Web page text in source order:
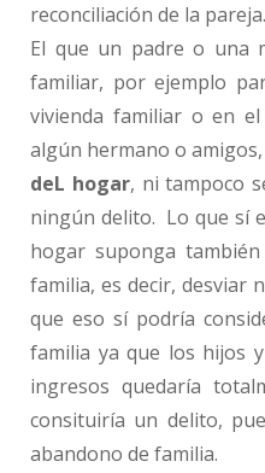
reconciliación de la pareja.
El que un padre o una
familiar, por ejemplo
vivienda familiar o en
algún hermano o amigos,
deL hogar, ni tampoco
ningún delito. Lo que sí
hogar suponga
familia, es decir, desviar
que eso sí podría
familia ya que los hijos
ingresos quedaría
consituiría un delito,
abandono de familia.